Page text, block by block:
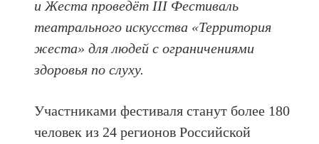
и Жеста проведёт III Фестиваль
театрального искусства «Территория
жеста» для людей с ограничениями
здоровья по слуху.
Участниками фестиваля станут более 180
человек из 24 регионов Российской